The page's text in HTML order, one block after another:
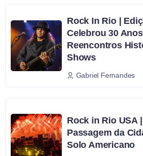
Rock In Rio |
Celebrou 30
Reencontros
Shows
Gabriel Fernandes
Rock in Rio USA
Passagem da
Solo Americano